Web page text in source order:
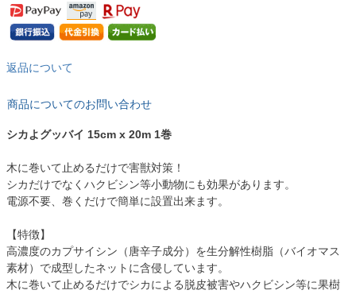
返品について
商品についてのお問い合わせ
シカよグッバイ 15cm x 20m 1巻
木に巻いて止めるだけで害獣対策！
シカだけでなくハクビシン等小動物にも効果があります。
電源不要、巻くだけで簡単に設置出来ます。
【特徴】
高濃度のカプサイシン（唐辛子成分）を生分解性樹脂（バイオマス
素材）で成型したネットに含侵しています。
木に巻いて止めるだけでシカによる脱皮被害やハクビシン等に果樹